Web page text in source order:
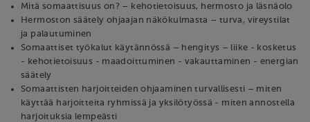
Mitä somaattisuus on? – kehotietoisuus, hermosto ja läsnäolo
Hermoston säätely ohjaajan näkökulmasta – turva, vireystilat
ja palautuminen
Somaattiset työkalut käytännössä – hengitys – liike - kosketus
- kehotietoisuus - maadoittuminen - vakauttaminen - energian
säätely
Somaattisten harjoitteiden ohjaaminen turvallisesti – miten
käyttää harjoitteita ryhmissä ja yksilötyössä - miten annostella
harjoituksia lempeästi